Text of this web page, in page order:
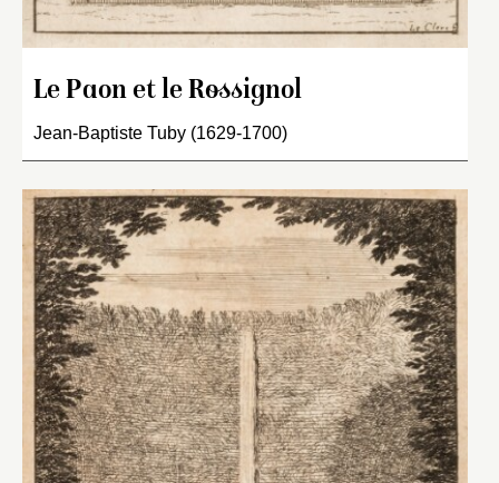
Le Paon et le Rossignol
Jean-Baptiste Tuby (1629-1700)